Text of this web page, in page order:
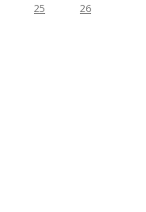
25
26